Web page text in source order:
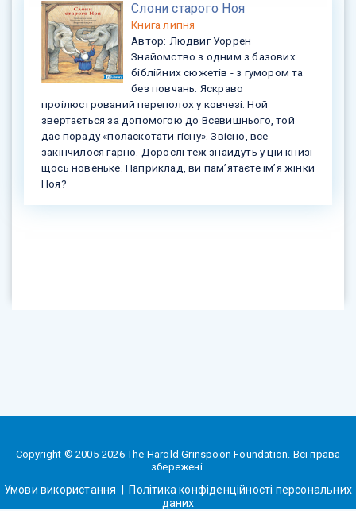
Слони старого Ноя
Книгалипня
Автор: Людвиг Уоррен
Знайомство з одним з базових
біблійних сюжетів - з гумором та
без повчань. Яскраво
проілюстрований переполох у ковчезі. Ной
звертається за допомогою до Всевишнього, той
дає пораду «поласкотати гієну». Звісно, все
закінчилося гарно. Дорослі теж знайдуть у цій книзі
щось новеньке. Наприклад, ви пам’ятаєте ім’я жінки
Ноя?
Copyright © 2005-2026 The Harold Grinspoon Foundation. Всі права
збережені.
Умови використання
Політика конфіденційності персональних
даних